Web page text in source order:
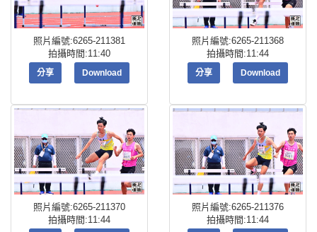
照片編號:6265-211381
拍攝時間:11:40
分享 Download
照片編號:6265-211368
拍攝時間:11:44
分享 Download
照片編號:6265-211370
拍攝時間:11:44
照片編號:6265-211376
拍攝時間:11:44